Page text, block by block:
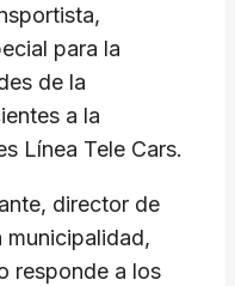
para la
de la
a la
Línea Tele Cars.
director de
municipalidad,
responde a los